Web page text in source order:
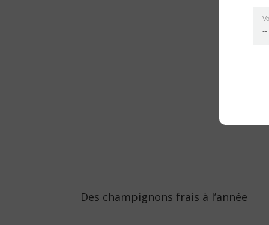
Des champignons frais à l’année